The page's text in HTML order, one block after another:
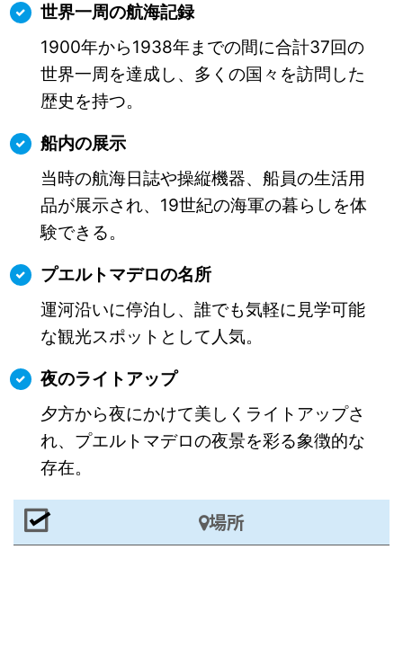
世界一周の航海記録
1900年から1938年までの間に合計37回の
世界一周を達成し、多くの国々を訪問した
歴史を持つ。
船内の展示
当時の航海日誌や操縦機器、船員の生活用
品が展示され、19世紀の海軍の暮らしを体
験できる。
プエルトマデロの名所
運河沿いに停泊し、誰でも気軽に見学可能
な観光スポットとして人気。
夜のライトアップ
夕方から夜にかけて美しくライトアップさ
れ、プエルトマデロの夜景を彩る象徴的な
存在。
場所